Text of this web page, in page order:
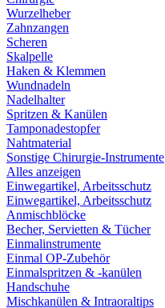
Wurzelheber
Zahnzangen
Scheren
Skalpelle
Haken & Klemmen
Wundnadeln
Nadelhalter
Spritzen & Kanülen
Tamponadestopfer
Nahtmaterial
Sonstige Chirurgie-Instrumente
Alles anzeigen
Einwegartikel, Arbeitsschutz
Einwegartikel, Arbeitsschutz
Anmischblöcke
Becher, Servietten & Tücher
Einmalinstrumente
Einmal OP-Zubehör
Einmalspritzen & -kanülen
Handschuhe
Mischkanülen & Intraoraltips